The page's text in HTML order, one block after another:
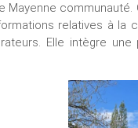
Mayenne communauté.
relatives à la
Elle intègre une